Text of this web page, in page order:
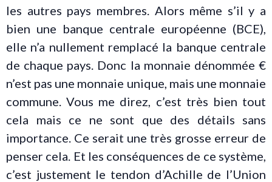
les autres pays membres. Alors même s’il y a
bien une banque centrale européenne (BCE),
elle n’a nullement remplacé la banque centrale
de chaque pays. Donc la monnaie dénommée €
n’est pas une monnaie unique, mais une monnaie
commune. Vous me direz, c’est très bien tout
cela mais ce ne sont que des détails sans
importance. Ce serait une très grosse erreur de
penser cela. Et les conséquences de ce système,
c’est justement le tendon d’Achille de l’Union